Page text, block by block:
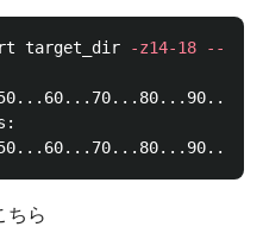
target_dir -z14-18
--xyz
ちら